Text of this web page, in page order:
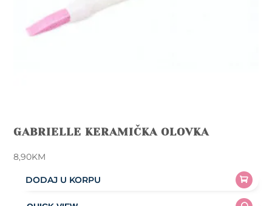
GABRIELLE KERAMIČKA OLOVKA
8,90KM
DODAJ U KORPU